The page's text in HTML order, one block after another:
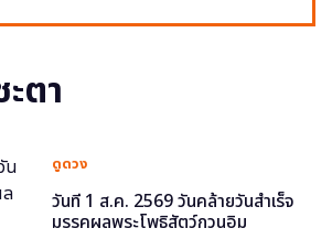
ตา
ดูดวง
วันที่ 1 ส.ค. 2569 วันคล้ายวันสำเร็จ
มรรคผลพระโพธิสัตว์กวนอิม